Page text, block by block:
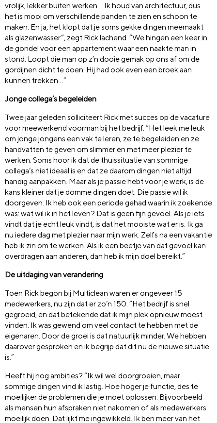
vrolijk, lekker buiten werken… Ik houd van architectuur, dus
het is mooi om verschillende panden te zien en schoon te
maken. En ja, het klopt dat je soms gekke dingen meemaakt
als glazenwasser”, zegt Rick lachend. “We hingen een keer in
de gondel voor een appartement waar een naakte man in
stond. Loopt die man op z’n dooie gemak op ons af om de
gordijnen dicht te doen. Hij had ook even een broek aan
kunnen trekken…”
Jonge collega’s begeleiden
Twee jaar geleden solliciteert Rick met succes op de vacature
voor meewerkend voorman bij het bedrijf. “Het leek me leuk
om jonge jongens een vak te leren, ze te begeleiden en ze
handvatten te geven om slimmer en met meer plezier te
werken. Soms hoor ik dat de thuissituatie van sommige
collega’s niet ideaal is en dat ze daarom dingen niet altijd
handig aanpakken. Maar als je passie hebt voor je werk, is de
kans kleiner dat je domme dingen doet. Die passie wil ik
doorgeven. Ik heb ook een periode gehad waarin ik zoekende
was: wat wil ik in het leven? Dat is geen fijn gevoel. Als je iets
vindt dat je echt leuk vindt, is dat het mooiste wat er is. Ik ga
nu iedere dag met plezier naar mijn werk. Zelfs na een vakantie
heb ik zin om te werken. Als ik een beetje van dat gevoel kan
overdragen aan anderen, dan heb ik mijn doel bereikt.”
De uitdaging van verandering
Toen Rick begon bij Multiclean waren er ongeveer 15
medewerkers, nu zijn dat er zo’n 150. “Het bedrijf is snel
gegroeid, en dat betekende dat ik mijn plek opnieuw moest
vinden. Ik was gewend om veel contact te hebben met de
eigenaren. Door de groei is dat natuurlijk minder. We hebben
daarover gesproken en ik begrijp dat dit nu de nieuwe situatie
is.”
Heeft hij nog ambities? “Ik wil wel doorgroeien, maar
sommige dingen vind ik lastig. Hoe hoger je functie, des te
moeilijker de problemen die je moet oplossen. Bijvoorbeeld
als mensen hun afspraken niet nakomen of als medewerkers
moeilijk doen. Dat lijkt me ingewikkeld. Ik ben meer van het